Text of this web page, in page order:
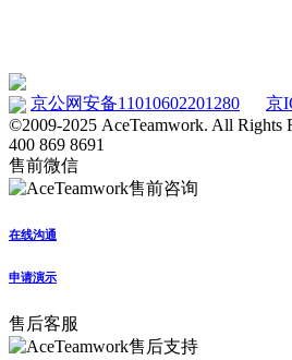
京公网安备11010602201280
京
©2009-2025 AceTeamwork. All Rights
400 869 8691
售前微信
在线沟通
申请演示
售后客服